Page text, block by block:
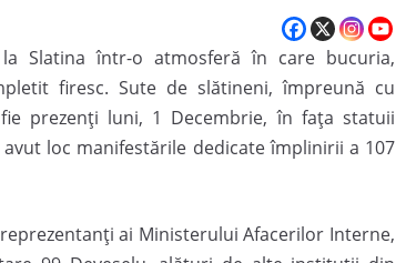
Slatina într-o atmosferă în care bucuria,
firesc. Sute de slătineni, împreună cu
prezenți luni, 1 Decembrie, în fața statuii
loc manifestările dedicate împlinirii a 107
ai Ministerului Afacerilor Interne,